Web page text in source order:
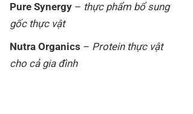
Pure Synergy – thực phẩm bổ sung
gốc thực vật
Nutra Organics – Protein thực vật
cho cả gia đình